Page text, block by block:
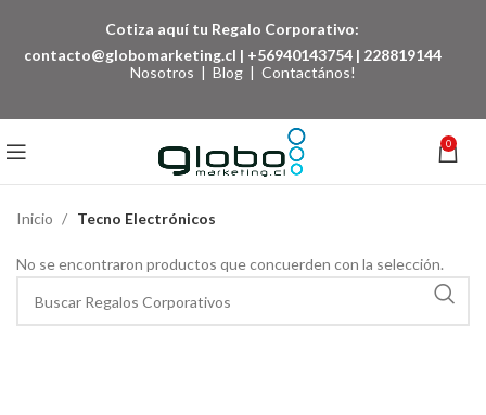
Cotiza aquí tu Regalo Corporativo:
contacto@globomarketing.cl | +56940143754 | 228819144
Nosotros | Blog | Contactános!
0
Inicio Tecno Electrónicos
No se encontraron productos que concuerden con la selección.